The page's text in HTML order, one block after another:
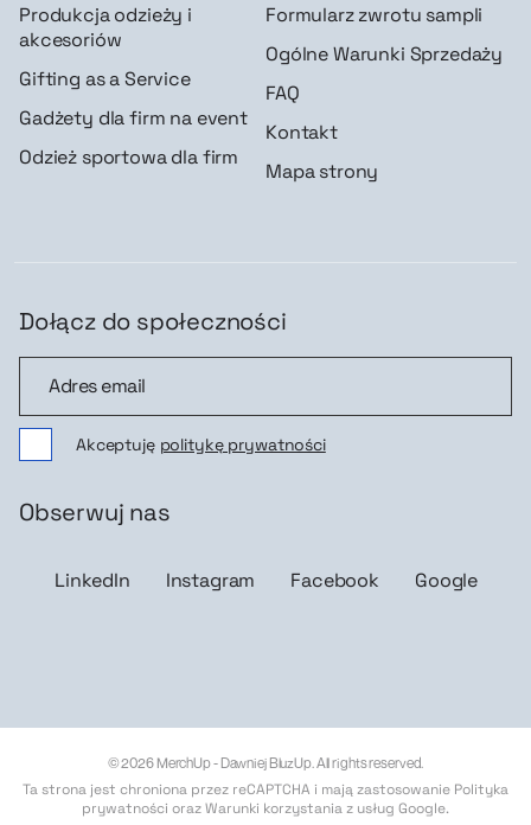
Produkcja odzieży i
akcesoriów
Gifting as a Service
Gadżety dla firm na event
Odzież sportowa dla firm
Formularz zwrotu sampli
Ogólne Warunki Sprzedaży
FAQ
Kontakt
Mapa strony
Dołącz do społeczności
Akceptuję politykę prywatności
Obserwuj nas
LinkedIn Instagram Facebook Google
© 2026 MerchUp - Dawniej BluzUp. All rights reserved.
Ta strona jest chroniona przez reCAPTCHA i mają zastosowanie Polityka
prywatności orazWarunki korzystania z usług Google.